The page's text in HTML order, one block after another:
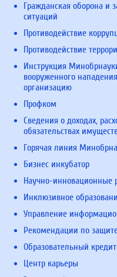
Гражданская оборона и
ситуаций
Противодействие
Противодействие
Инструкция
вооруженного
организацию
Профком
Сведения о доходах,
обязательствах
Горячая линия
Бизнес инкубатор
Научно-инновационные
Инклюзивное
Управление
Рекомендации по
Образовательный
Центр карьеры